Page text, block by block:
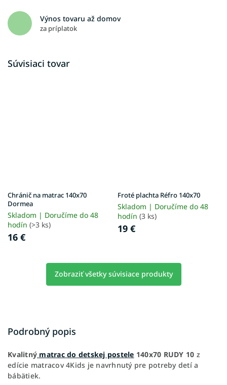
Výnos tovaru až domov
za príplatok
Súvisiaci tovar
Chránič na matrac 140x70
Dormea
Skladom | Doručíme do 48
hodín (>3 ks)
16 €
Froté plachta Réfro 140x70
Skladom | Doručíme do 48
hodín (3 ks)
19 €
Zobraziť všetky súvisiace produkty
Podrobný popis
Kvalitný matrac do detskej postele 140x70 RUDY 10 z
edície matracov 4Kids je navrhnutý pre potreby detí a
bábätiek.